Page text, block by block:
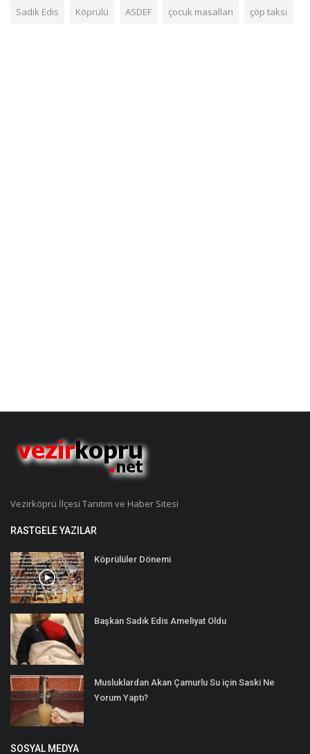
Sadık Edis Köprülü ASDEF çocuk masalları çöp taksi
Vezirköprü İlçesi Tanıtım ve Haber Sitesi
RASTGELE YAZILAR
Köprülüler Dönemi
Başkan Sadık Edis Ameliyat Oldu
Musluklardan Akan Çamurlu Su için Saski Ne
Yorum Yaptı?
SOSYAL MEDYA